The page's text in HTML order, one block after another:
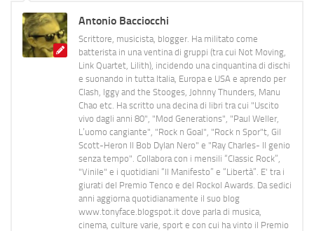
Antonio Bacciocchi
Scrittore, musicista, blogger. Ha militato come
batterista in una ventina di gruppi (tra cui Not Moving,
Link Quartet, Lilith), incidendo una cinquantina di dischi
e suonando in tutta Italia, Europa e USA e aprendo per
Clash, Iggy and the Stooges, Johnny Thunders, Manu
Chao etc. Ha scritto una decina di libri tra cui "Uscito
vivo dagli anni 80", "Mod Generations", "Paul Weller,
L’uomo cangiante", "Rock n Goal", "Rock n Spor"t, Gil
Scott-Heron Il Bob Dylan Nero" e "Ray Charles- Il genio
senza tempo". Collabora con i mensili “Classic Rock”,
"Vinile" e i quotidiani “Il Manifesto” e “Libertà”. E' tra i
giurati del Premio Tenco e del Rockol Awards. Da sedici
anni aggiorna quotidianamente il suo blog
www.tonyface.blogspot.it dove parla di musica,
cinema, culture varie, sport e con cui ha vinto il Premio